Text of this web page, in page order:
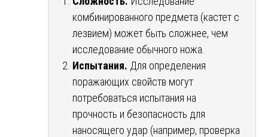
комбинированного предмета (кастет с
лезвием) может быть сложнее, чем
исследование обычного ножа.
Испытания. Для определения
поражающих свойств могут
потребоваться испытания на
прочность и безопасность для
наносящего удар (например, проверка